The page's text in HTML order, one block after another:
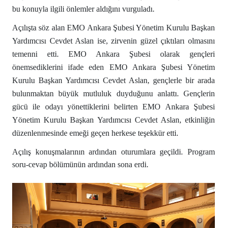
bu konuyla ilgili önlemler aldığını vurguladı.
Açılışta söz alan EMO Ankara Şubesi Yönetim Kurulu Başkan
Yardımcısı Cevdet Aslan ise, zirvenin güzel çıktıları olmasını
temenni etti. EMO Ankara Şubesi olarak gençleri
önemsediklerini ifade eden EMO Ankara Şubesi Yönetim
Kurulu Başkan Yardımcısı Cevdet Aslan, gençlerle bir arada
bulunmaktan büyük mutluluk duyduğunu anlattı. Gençlerin
gücü ile odayı yönettiklerini belirten EMO Ankara Şubesi
Yönetim Kurulu Başkan Yardımcısı Cevdet Aslan, etkinliğin
düzenlenmesinde emeği geçen herkese teşekkür etti.
Açılış konuşmalarının ardından oturumlara geçildi. Program
soru-cevap bölümünün ardından sona erdi.